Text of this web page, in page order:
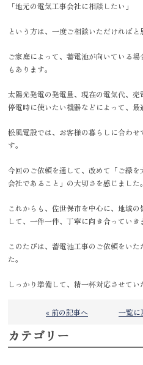
「地元の電気工事会社に相談したい」
という方は、一度ご相談いただければと
ご家庭によって、蓄電池が向いている
もあります。
太陽光発電の発電量、現在の電気代、売
停電時に使いたい機器などによって、最
松風電設では、お客様の暮らしに合わ
す。
今回のご依頼を通して、改めて「ご縁
会社であること」の大切さを感じました。
これからも、佐世保市を中心に、地域
して、一件一件、丁寧に向き合っていき
このたびは、蓄電池工事のご依頼をい
た。
しっかり準備して、精一杯対応させてい
« 前の記事へ 一覧に
カテゴリー